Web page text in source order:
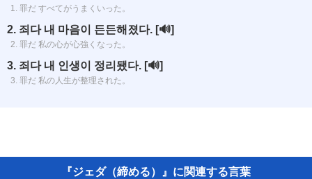
1. 罪だ すべてがうまくいった。
2. 죄다 내 마음이 든든해졌다. [🔊]
2. 罪だ 私の心が心強くなった。
3. 죄다 내 인생이 정리됐다. [🔊]
3. 罪だ 私の人生が整理された。
『ジェダ（締める）』に関連する言葉